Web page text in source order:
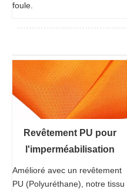
foule.
Revêtement PU pour
l'imperméabilisation
Amélioré avec un revêtement
PU (Polyuréthane), notre tissu